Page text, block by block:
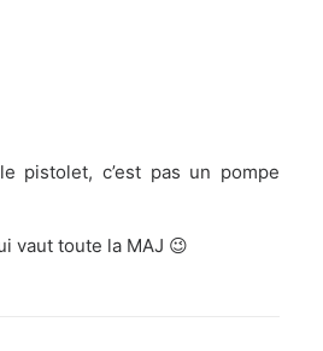
pistolet, c’est pas un pompe
vaut toute la MAJ 😉